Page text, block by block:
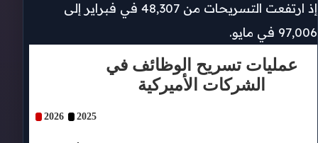
أسباب التسريحات
إذ ارتفعت التسريحات من 48,307 في فبراير إلى
97,006 في مايو.